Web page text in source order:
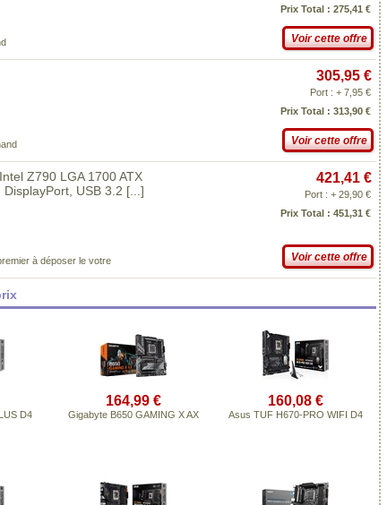
Prix Total : 275,41 €
Voir cette offre
305,95 €
Port : + 7,95 €
Prix Total : 313,90 €
Voir cette offre
Z790 LGA 1700 ATX
USB 3.2 [...]
à déposer le votre
421,41 €
Port : + 29,90 €
Prix Total : 451,31 €
Voir cette offre
D4
164,99 €
Gigabyte B650 GAMING X AX
160,08 €
Asus TUF H670-PRO WIFI D4